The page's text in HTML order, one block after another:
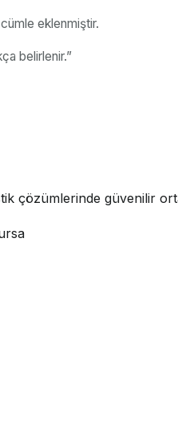
cümle eklenmiştir.
belirlenir.”
çözümlerinde güvenilir